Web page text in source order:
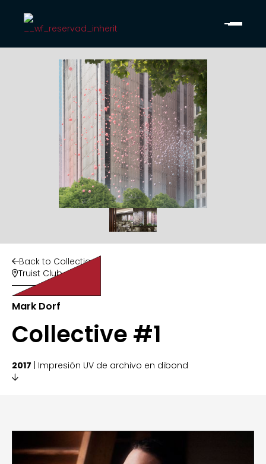
Back to Collection
Truist Club
Mark Dorf
Collective #1
2017 | Impresión UV de archivo en dibond
